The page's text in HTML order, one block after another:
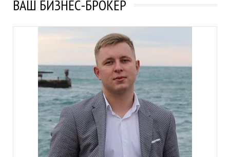
ВАШ БИЗНЕС-БРОКЕР